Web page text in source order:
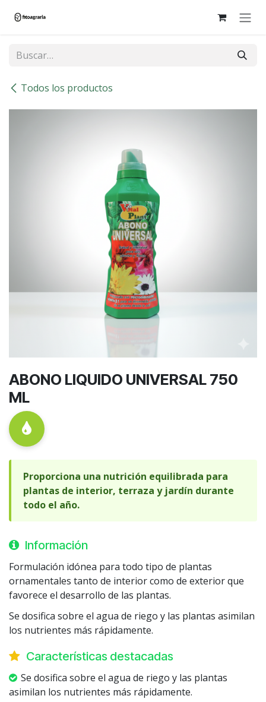
Todos los productos
ABONO LIQUIDO UNIVERSAL 750
ML
Proporciona una nutrición equilibrada para
plantas de interior, terraza y jardín durante
todo el año.
Información
Formulación idónea para todo tipo de plantas
ornamentales tanto de interior como de exterior que
favorece el desarrollo de las plantas.
Se dosifica sobre el agua de riego y las plantas asimilan
los nutrientes más rápidamente.
Características destacadas
Se dosifica sobre el agua de riego y las plantas
asimilan los nutrientes más rápidamente.